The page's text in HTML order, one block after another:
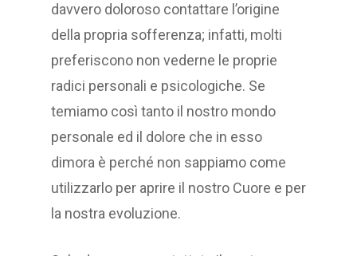
davvero doloroso contattare l’origine
della propria sofferenza; infatti, molti
preferiscono non vederne le proprie
radici personali e psicologiche. Se
temiamo così tanto il nostro mondo
personale ed il dolore che in esso
dimora è perché non sappiamo come
utilizzarlo per aprire il nostro Cuore e per
la nostra evoluzione.